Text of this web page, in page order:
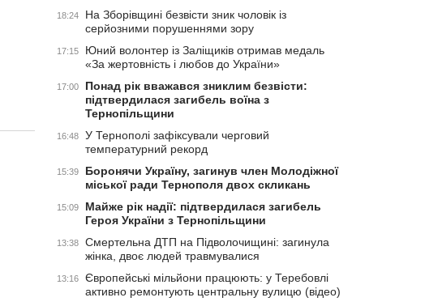
18:24
На Зборівщині безвісти зник чоловік із
серйозними порушеннями зору
17:15
Юний волонтер із Заліщиків отримав медаль
«За жертовність і любов до України»
17:00
Понад рік вважався зниклим безвісти:
підтвердилася загибель воїна з
Тернопільщини
16:48
У Тернополі зафіксували черговий
температурний рекорд
15:39
Боронячи Україну, загинув член Молодіжної
міської ради Тернополя двох скликань
15:09
Майже рік надії: підтвердилася загибель
Героя України з Тернопільщини
13:38
Смертельна ДТП на Підволочищині: загинула
жінка, двоє людей травмувалися
13:16
Європейські мільйони працюють: у Теребовлі
активно ремонтують центральну вулицю (відео)